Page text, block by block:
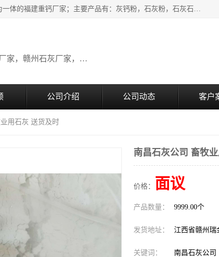
瑞金桂生建材公司一家专业从事建材产品经营研发、生产、销售为一体的福建重钙厂家；主要产品有：灰钙粉，石灰粉，石灰石，生石灰，熟石灰，氧化钙，重钙粉，氢氧化钙，农田石灰，畜牧业用石灰等。欢迎新老客户来电咨询！
广东石灰厂家，福建石灰厂家，江西石灰厂家，赣州石灰厂家，东莞石灰厂家
公司介绍 公司动态 客户
用石灰 送货及时
南昌石灰公司 畜牧
价格： 面议
产品数量： 9999.00个
发货地址： 江西省赣州瑞
关键词： 南昌石灰公司